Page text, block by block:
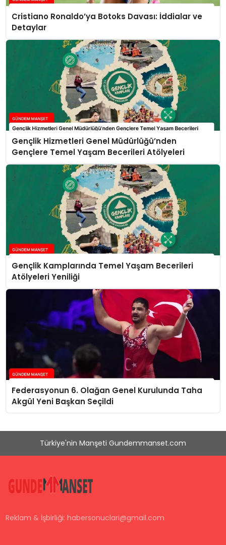
Cristiano Ronaldo’ya Botoks Davası: İddialar ve
Detaylar
Gençlik Hizmetleri Genel Müdürlüğü’nden
Gençlere Temel Yaşam Becerileri Atölyeleri
Gençlik Kamplarında Temel Yaşam Becerileri
Atölyeleri Yeniliği
Federasyonun 6. Olağan Genel Kurulunda Taha
Akgül Yeni Başkan Seçildi
Türkiye'nin Manşeti Gundemmanset.com
Reklam & İşbirliği:habersonuclari@gmail.com